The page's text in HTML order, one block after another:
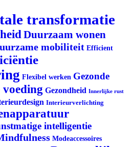
transformatie
Duurzaam wonen
mobiliteit Efficient
Flexibel werken Gezonde
voeding Gezondheid Innerlijke rust
Interieurverlichting
intelligentie
Modeaccessoires